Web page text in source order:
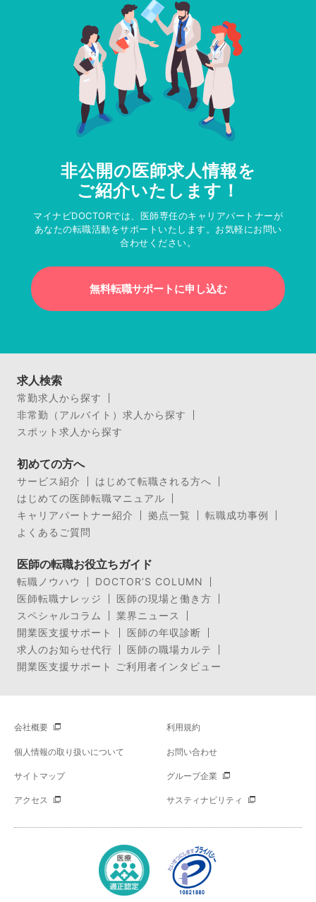
非公開の医師求人情報を
ご紹介いたします！
マイナビDOCTORでは、医師専任のキャリアパートナーが
あなたの転職活動をサポートいたします。お気軽にお問い
合わせください。
無料転職サポートに申し込む
求人検索
常勤求人から探す
非常勤（アルバイト）求人から探す
スポット求人から探す
初めての方へ
サービス紹介
はじめて転職される方へ
はじめての医師転職マニュアル
キャリアパートナー紹介
拠点一覧
転職成功事例
よくあるご質問
医師の転職お役立ちガイド
転職ノウハウ
DOCTOR’S COLUMN
医師転職ナレッジ
医師の現場と働き方
スペシャルコラム
業界ニュース
開業医支援サポート
医師の年収診断
求人のお知らせ代行
医師の職場カルテ
開業医支援サポート ご利用者インタビュー
会社概要 利用規約
個人情報の取り扱いについて お問い合わせ
サイトマップ グループ企業
アクセス サスティナビリティ